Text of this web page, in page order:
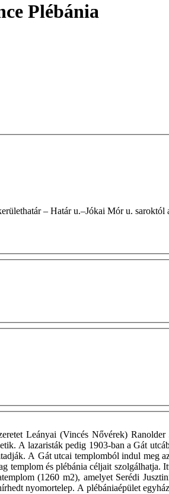
Plébánia
Leányai (Vincés Nővérek)
A lazaristák pedig 1903-ban a Gát
A Gát utcai templomból indul meg
és plébánia céljait szolgálhatja.
(1260 m2), amelyet Serédi
nyomortelep. A plébániaépület